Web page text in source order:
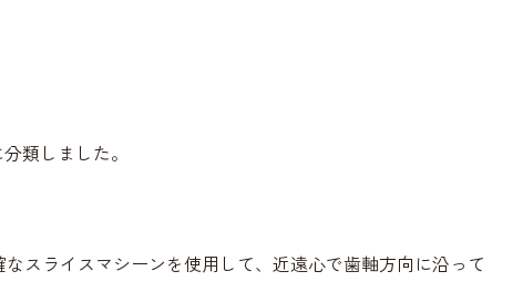
類しました。
スライスマシーンを使用して、近遠心で歯軸方向に沿って